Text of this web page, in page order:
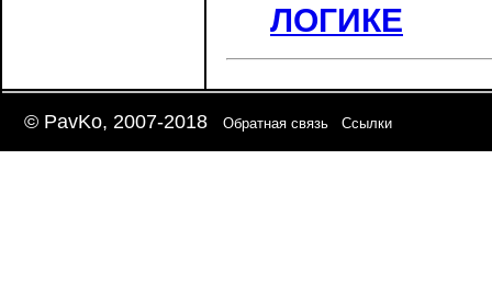
ЛОГИКЕ
© PavKo, 2007-2018 Обратная связь Ссылки